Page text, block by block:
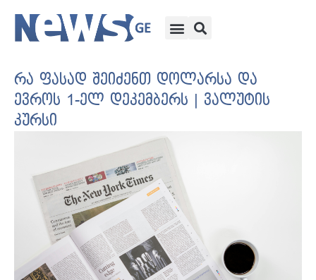
რა ფასად შეიძენთ დოლარსა და
ევროს 1-ელ დეკემბერს | ვალუტის
კურსი